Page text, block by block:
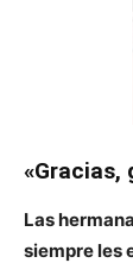
«Gracias,
Las
siempre les